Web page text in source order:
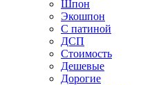
Шпон
Экошпон
С патиной
ДСП
Стоимость
Дешевые
Дорогие